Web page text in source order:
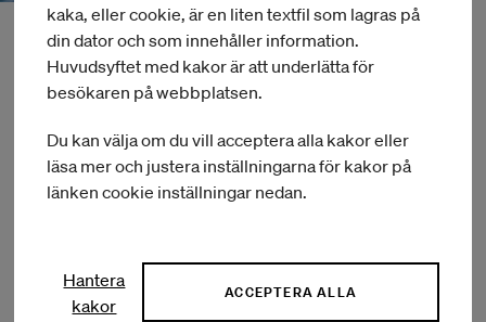
Om Konstnärsnämnden
kaka, eller cookie, är en liten textfil som lagras på
din dator och som innehåller information.
Huvudsyftet med kakor är att underlätta för
besökaren på webbplatsen.
Du kan välja om du vill acceptera alla kakor eller
läsa mer och justera inställningarna för kakor på
länken cookie inställningar nedan.
Hantera
kakor
ACCEPTERA ALLA